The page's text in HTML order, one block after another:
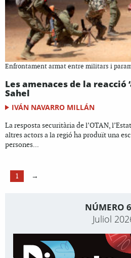
Enfrontament armat entre militars i
Les amenaces de la reacció
Sahel
IVÁN NAVARRO MILLÁN
La resposta securitària de l’OTAN,
altres actors a la regió ha produït una
persones...
1 →
NÚMERO
Juliol